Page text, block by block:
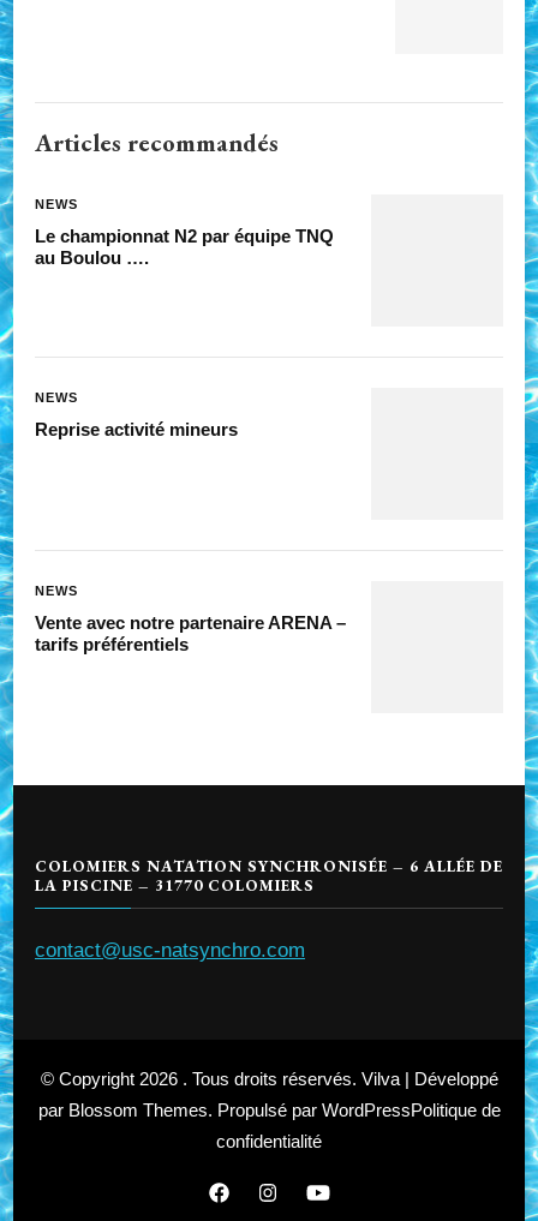
Articles recommandés
NEWS
Le championnat N2 par équipe TNQ
au Boulou ….
NEWS
Reprise activité mineurs
NEWS
Vente avec notre partenaire ARENA –
tarifs préférentiels
COLOMIERS NATATION SYNCHRONISÉE – 6 ALLÉE DE
LA PISCINE – 31770 COLOMIERS
contact@usc-natsynchro.com
© Copyright 2026 . Tous droits réservés. Vilva | Développé
par Blossom Themes. Propulsé par WordPressPolitique de
confidentialité